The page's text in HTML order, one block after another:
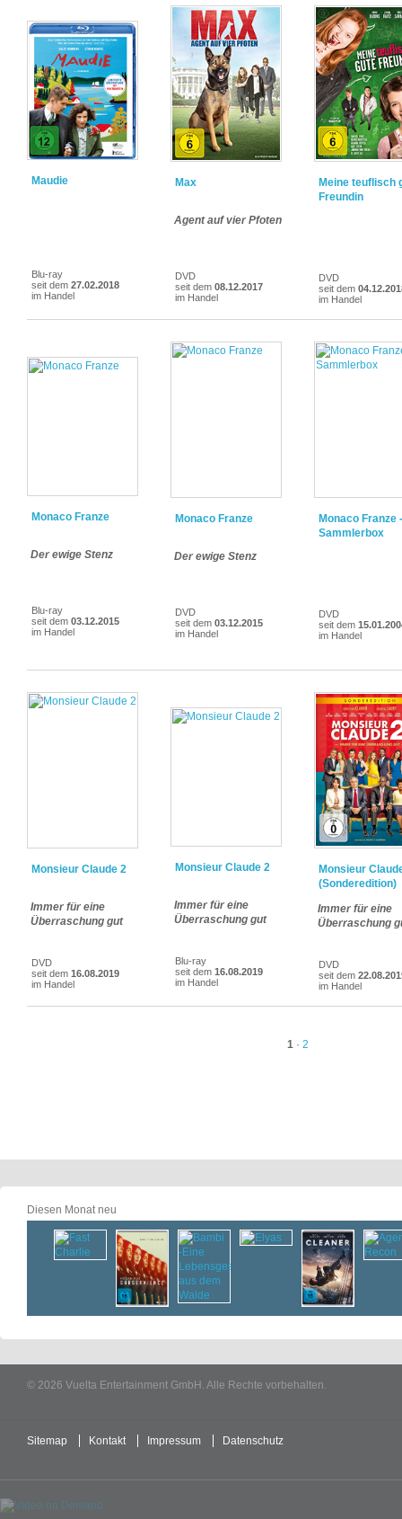
Maudie
Blu-ray
seit dem 27.02.2018
im Handel
Max
Agent auf vier Pfoten
DVD
seit dem 08.12.2017
im Handel
Meine teuflisch
Freundin
DVD
seit dem
im Handel
Monaco Franze
Der ewige Stenz
Blu-ray
seit dem 03.12.2015
im Handel
Monaco Franze
Der ewige Stenz
DVD
seit dem 03.12.2015
im Handel
Monaco Franze -
Sammlerbox
DVD
seit dem
im Handel
Monsieur Claude 2
Immer für eine
Überraschung gut
DVD
seit dem 16.08.2019
im Handel
Monsieur Claude 2
Immer für eine
Überraschung gut
Blu-ray
seit dem 16.08.2019
im Handel
Monsieur
(Sonderedition)
Immer für eine
Überraschung
DVD
seit dem
im Handel
1 · 2
Diesen Monat neu
© 2026 Vuelta Entertainment GmbH. Alle Rechte vorbehalten.
Sitemap Kontakt Impressum Datenschutz